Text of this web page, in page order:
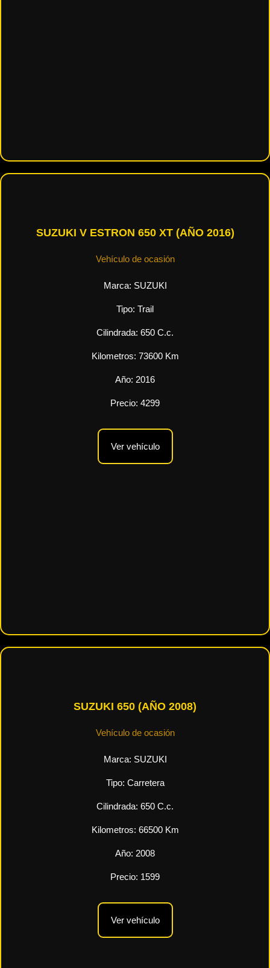
SUZUKI V ESTRON 650 XT (AÑO 2016)
Vehículo de ocasión
Marca: SUZUKI
Tipo: Trail
Cilindrada: 650 C.c.
Kilometros: 73600Km
Año: 2016
Precio: 4299
Ver vehículo
SUZUKI 650 (AÑO 2008)
Vehículo de ocasión
Marca: SUZUKI
Tipo: Carretera
Cilindrada: 650 C.c.
Kilometros: 66500Km
Año: 2008
Precio: 1599
Ver vehículo